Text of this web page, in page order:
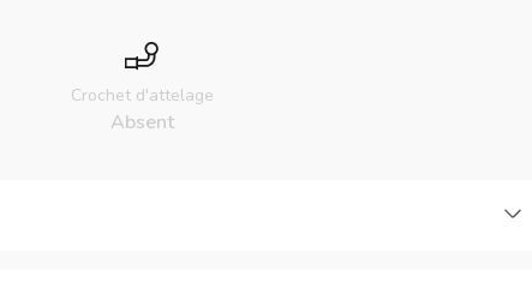
Crochet d'attelage
Absent